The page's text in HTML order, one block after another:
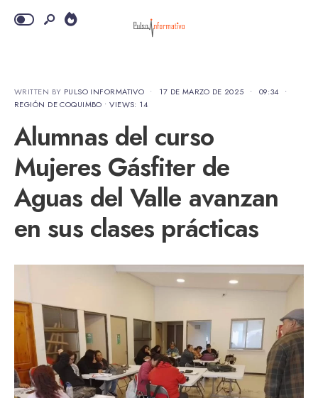
WRITTEN BY PULSO INFORMATIVO • 17 DE MARZO DE 2025 • 09:34 •
REGIÓN DE COQUIMBO •VIEWS: 14
Alumnas del curso
Mujeres Gásfiter de
Aguas del Valle avanzan
en sus clases prácticas